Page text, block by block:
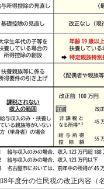
8年度分の住民税の改正内容（